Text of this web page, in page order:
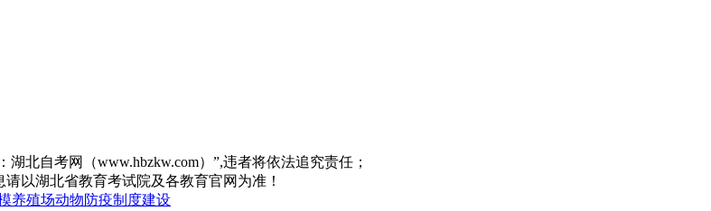
北自考网（www.hbzkw.com）”,违者将依法追究责任；
以湖北省教育考试院及各教育官网为准！
养殖场动物防疫制度建设